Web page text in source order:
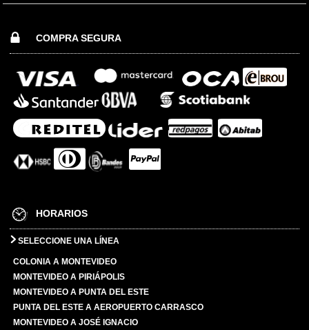
COMPRA SEGURA
HORARIOS
SELECCIONE UNA LÍNEA
COLONIA A MONTEVIDEO
MONTEVIDEO A PIRIÁPOLIS
MONTEVIDEO A PUNTA DEL ESTE
PUNTA DEL ESTE A AEROPUERTO CARRASCO
MONTEVIDEO A JOSÉ IGNACIO